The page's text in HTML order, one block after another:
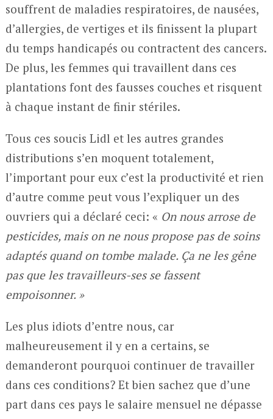
souffrent de maladies respiratoires, de nausées,
d’allergies, de vertiges et ils finissent la plupart
du temps handicapés ou contractent des cancers.
De plus, les femmes qui travaillent dans ces
plantations font des fausses couches et risquent
à chaque instant de finir stériles.
Tous ces soucis Lidl et les autres grandes
distributions s’en moquent totalement,
l’important pour eux c’est la productivité et rien
d’autre comme peut vous l’expliquer un des
ouvriers qui a déclaré ceci: « On nous arrose de
pesticides, mais on ne nous propose pas de soins
adaptés quand on tombe malade. Ça ne les gêne
pas que les travailleurs-ses se fassent
empoisonner. »
Les plus idiots d’entre nous, car
malheureusement il y en a certains, se
demanderont pourquoi continuer de travailler
dans ces conditions? Et bien sachez que d’une
part dans ces pays le salaire mensuel ne dépasse